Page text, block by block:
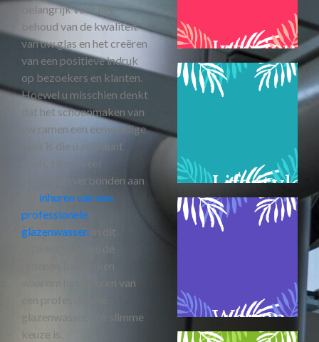
belangrijk voor het
behoud van de kwaliteit
van uw glas en het creëren
van een positieve indruk
op bezoekers en klanten.
Hoewel u misschien denkt
dat het schoonmaken van
uw ramen een eenvoudige
taak is die u zelf kunt
doen, zijn er veel
voordelen verbonden aan
inhuren van een
professionele
glazenwasser. In dit
artikel zullen we de
redenen bespreken
waarom het inhuren van
een professionele
glazenwasser een slimme
keuze is.
Interieur
Lifestyle
Wonen